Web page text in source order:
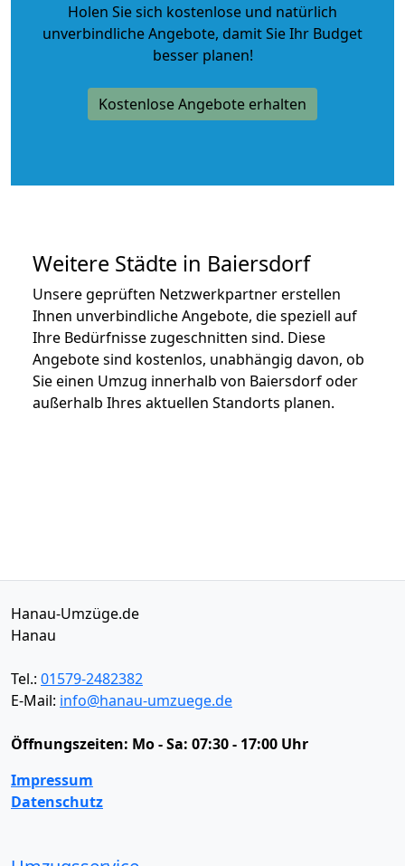
Holen Sie sich kostenlose und natürlich
unverbindliche Angebote, damit Sie Ihr Budget
besser planen!
Kostenlose Angebote erhalten
Weitere Städte in Baiersdorf
Unsere geprüften Netzwerkpartner erstellen
Ihnen unverbindliche Angebote, die speziell auf
Ihre Bedürfnisse zugeschnitten sind. Diese
Angebote sind kostenlos, unabhängig davon, ob
Sie einen Umzug innerhalb von Baiersdorf oder
außerhalb Ihres aktuellen Standorts planen.
Hanau-Umzüge.de
Hanau
Tel.: 01579-2482382
E-Mail: info@hanau-umzuege.de
Öffnungszeiten: Mo - Sa: 07:30 - 17:00 Uhr
Impressum
Datenschutz